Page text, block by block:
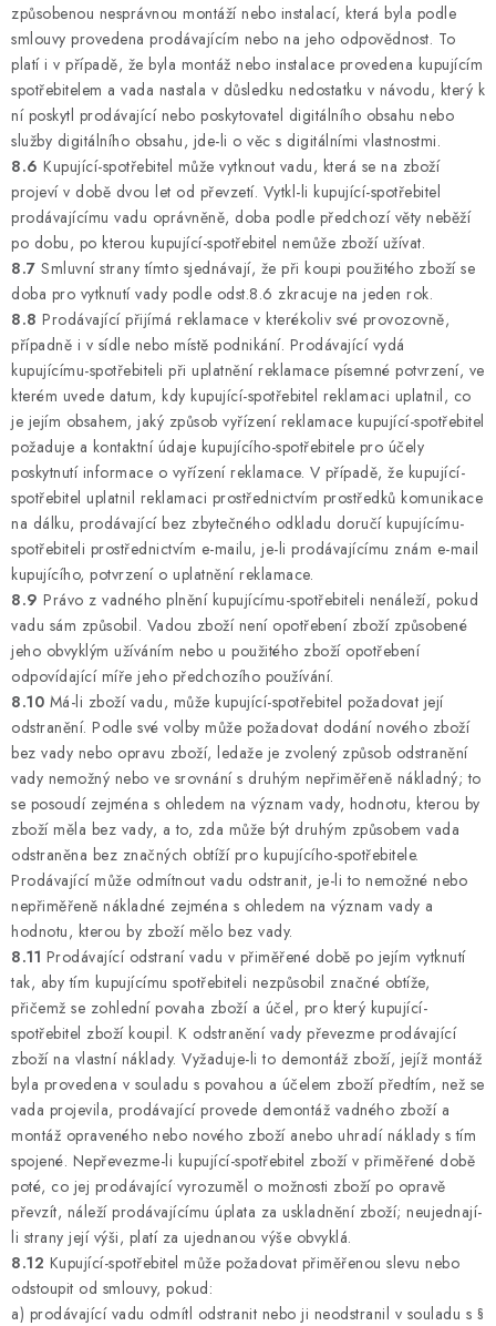
způsobenou nesprávnou montáží nebo instalací, která byla podle
smlouvy provedena prodávajícím nebo na jeho odpovědnost. To
platí i v případě, že byla montáž nebo instalace provedena kupujícím
spotřebitelem a vada nastala v důsledku nedostatku v návodu, který k
ní poskytl prodávající nebo poskytovatel digitálního obsahu nebo
služby digitálního obsahu, jde-li o věc s digitálními vlastnostmi.
8.6 Kupující-spotřebitel může vytknout vadu, která se na zboží
projeví v době dvou let od převzetí. Vytkl-li kupující-spotřebitel
prodávajícímu vadu oprávněně, doba podle předchozí věty neběží
po dobu, po kterou kupující-spotřebitel nemůže zboží užívat.
8.7 Smluvní strany tímto sjednávají, že při koupi použitého zboží se
doba pro vytknutí vady podle odst.8.6 zkracuje na jeden rok.
8.8 Prodávající přijímá reklamace v kterékoliv své provozovně,
případně i v sídle nebo místě podnikání. Prodávající vydá
kupujícímu-spotřebiteli při uplatnění reklamace písemné potvrzení, ve
kterém uvede datum, kdy kupující-spotřebitel reklamaci uplatnil, co
je jejím obsahem, jaký způsob vyřízení reklamace kupující-spotřebitel
požaduje a kontaktní údaje kupujícího-spotřebitele pro účely
poskytnutí informace o vyřízení reklamace. V případě, že kupující-
spotřebitel uplatnil reklamaci prostřednictvím prostředků komunikace
na dálku, prodávající bez zbytečného odkladu doručí kupujícímu-
spotřebiteli prostřednictvím e-mailu, je-li prodávajícímu znám e-mail
kupujícího, potvrzení o uplatnění reklamace.
8.9 Právo z vadného plnění kupujícímu-spotřebiteli nenáleží, pokud
vadu sám způsobil. Vadou zboží není opotřebení zboží způsobené
jeho obvyklým užíváním nebo u použitého zboží opotřebení
odpovídající míře jeho předchozího používání.
8.10 Má-li zboží vadu, může kupující-spotřebitel požadovat její
odstranění. Podle své volby může požadovat dodání nového zboží
bez vady nebo opravu zboží, ledaže je zvolený způsob odstranění
vady nemožný nebo ve srovnání s druhým nepřiměřeně nákladný; to
se posoudí zejména s ohledem na význam vady, hodnotu, kterou by
zboží měla bez vady, a to, zda může být druhým způsobem vada
odstraněna bez značných obtíží pro kupujícího-spotřebitele.
Prodávající může odmítnout vadu odstranit, je-li to nemožné nebo
nepřiměřeně nákladné zejména s ohledem na význam vady a
hodnotu, kterou by zboží mělo bez vady.
8.11 Prodávající odstraní vadu v přiměřené době po jejím vytknutí
tak, aby tím kupujícímu spotřebiteli nezpůsobil značné obtíže,
přičemž se zohlední povaha zboží a účel, pro který kupující-
spotřebitel zboží koupil. K odstranění vady převezme prodávající
zboží na vlastní náklady. Vyžaduje-li to demontáž zboží, jejíž montáž
byla provedena v souladu s povahou a účelem zboží předtím, než se
vada projevila, prodávající provede demontáž vadného zboží a
montáž opraveného nebo nového zboží anebo uhradí náklady s tím
spojené. Nepřevezme-li kupující-spotřebitel zboží v přiměřené době
poté, co jej prodávající vyrozuměl o možnosti zboží po opravě
převzít, náleží prodávajícímu úplata za uskladnění zboží; neujednají-
li strany její výši, platí za ujednanou výše obvyklá.
8.12 Kupující-spotřebitel může požadovat přiměřenou slevu nebo
odstoupit od smlouvy, pokud:
a) prodávající vadu odmítl odstranit nebo ji neodstranil v souladu s §